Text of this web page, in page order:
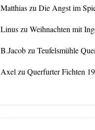
Matthiaszu Die Angst im
Linuszu Weihnachten mit
B.Jacobzu Teufelsmühle
Axel zu Querfurter Fichten